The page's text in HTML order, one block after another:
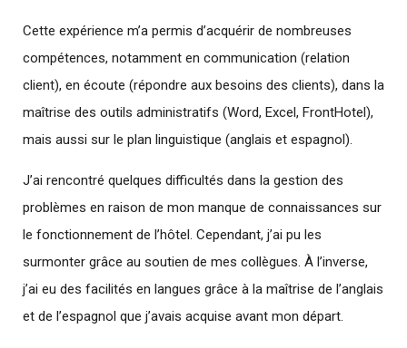
Cette expérience m’a permis d’acquérir de nombreuses
compétences, notamment en communication (relation
client), en écoute (répondre aux besoins des clients), dans la
maîtrise des outils administratifs (Word, Excel, FrontHotel),
mais aussi sur le plan linguistique (anglais et espagnol).
J’ai rencontré quelques difficultés dans la gestion des
problèmes en raison de mon manque de connaissances sur
le fonctionnement de l’hôtel. Cependant, j’ai pu les
surmonter grâce au soutien de mes collègues. À l’inverse,
j’ai eu des facilités en langues grâce à la maîtrise de l’anglais
et de l’espagnol que j’avais acquise avant mon départ.